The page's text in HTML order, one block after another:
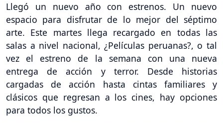
Llegó un nuevo año con estrenos. Un nuevo
espacio para disfrutar de lo mejor del séptimo
arte. Este martes llega recargado en todas las
salas a nivel nacional, ¿Películas peruanas?, o tal
vez el estreno de la semana con una nueva
entrega de acción y terror. Desde historias
cargadas de acción hasta cintas familiares y
clásicos que regresan a los cines, hay opciones
para todos los gustos.